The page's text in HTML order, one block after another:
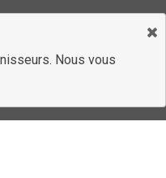
Nous vous